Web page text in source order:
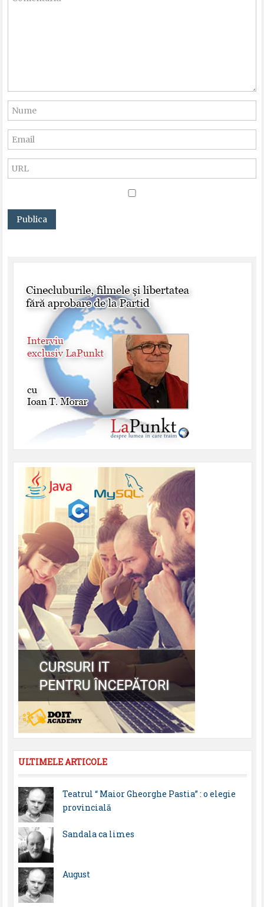
ULTIMELE ARTICOLE
Teatrul “ Maior Gheorghe Pastia” : o elegie
provincială
Sandala ca limes
August